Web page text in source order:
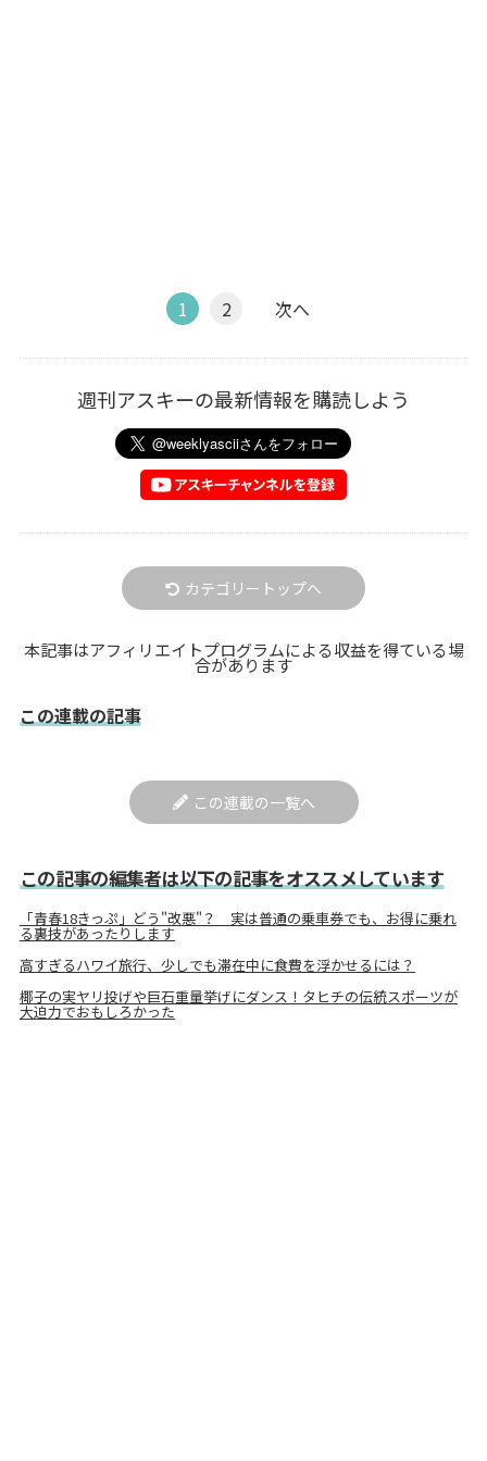
1 2 次へ
週刊アスキーの最新情報を購読しよう
カテゴリートップへ
本記事はアフィリエイトプログラムによる収益を得ている場
合があります
この連載の記事
この連載の一覧へ
この記事の編集者は以下の記事をオススメしています
「青春18きっぷ」どう"改悪"？ 実は普通の乗車券でも、お得に乗れ
る裏技があったりします
高すぎるハワイ旅行、少しでも滞在中に食費を浮かせるには？
椰子の実ヤリ投げや巨石重量挙げにダンス！タヒチの伝統スポーツが
大迫力でおもしろかった